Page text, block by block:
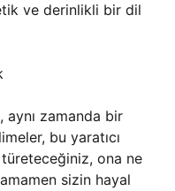
ve derinlikli bir dil
aynı zamanda bir
bu yaratıcı
ona ne
sizin hayal